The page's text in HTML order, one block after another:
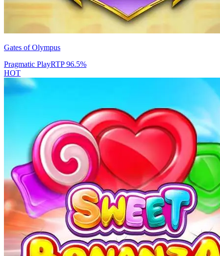
Gates of Olympus
Pragmatic PlayRTP96.5%
HOT